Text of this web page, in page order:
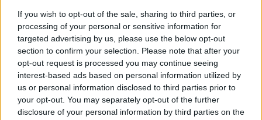
If you wish to opt-out of the sale, sharing to third parties, or
processing of your personal or sensitive information for
targeted advertising by us, please use the below opt-out
section to confirm your selection. Please note that after your
opt-out request is processed you may continue seeing
interest-based ads based on personal information utilized by
us or personal information disclosed to third parties prior to
your opt-out. You may separately opt-out of the further
disclosure of your personal information by third parties on the